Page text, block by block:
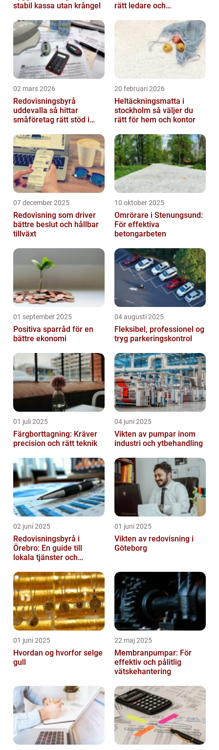
stabil kassa utan krångel
rätt ledare och
02 mars 2026
Redovisningsbyrå
uddevalla så hittar
småföretag rätt stöd i
20 februari 2026
Heltäckningsmatta i
stockholm så väljer du
rätt för hem och kontor
07 december 2025
Redovisning som driver
bättre beslut och hållbar
tillväxt
10 oktober 2025
Omrörare i Stenungsund:
För effektiva
betongarbeten
01 september 2025
Positiva sparråd för en
bättre ekonomi
04 augusti 2025
Fleksibel, professionel og
tryg parkeringskontrol
01 juli 2025
Färgborttagning: Kräver
precision och rätt teknik
04 juni 2025
Vikten av pumpar inom
industri och ytbehandling
02 juni 2025
Redovisningsbyrå i
Örebro: En guide till
lokala tjänster och
01 juni 2025
Vikten av redovisning i
Göteborg
01 juni 2025
Hvordan og hvorfor selge
gull
22 maj 2025
Membranpumpar: För
effektiv och pålitlig
vätskehantering